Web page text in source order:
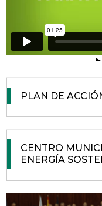
PLAN DE
CENTRO
ENERGÍA